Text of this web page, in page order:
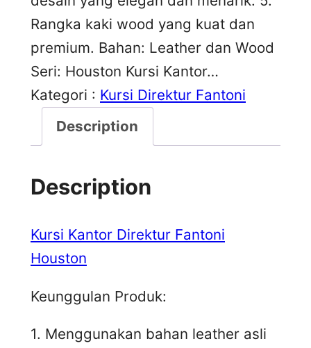
Rangka kaki wood yang kuat dan
premium. Bahan: Leather dan Wood
Seri: Houston Kursi Kantor…
Kategori : Kursi Direktur Fantoni
Description
Description
Kursi Kantor Direktur Fantoni
Houston
Keunggulan Produk:
1. Menggunakan bahan leather asli